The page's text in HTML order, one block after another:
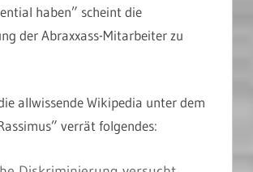
haben” scheint die
der Abraxxass-Mitarbeiter zu
allwissende Wikipedia unter dem
verrät folgendes: